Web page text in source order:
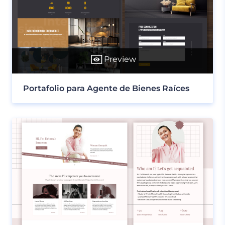
Preview
Portafolio para Agente de Bienes Raíces